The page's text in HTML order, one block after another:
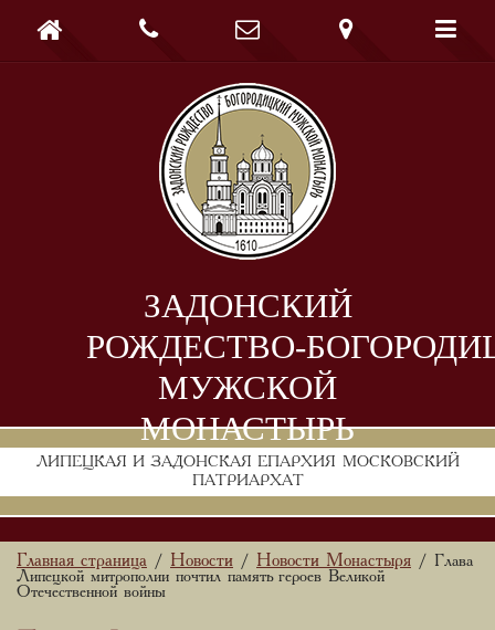
ЗАДОНСКИЙ
РОЖДЕСТВО-
МУЖСКОЙ
МОНАСТЫРЬ
ЛИПЕЦКАЯ И ЗАДОНСКАЯ ЕПАРХИЯ МОСКОВСКИЙ
ПАТРИАРХАТ
    
Главная страница / Новости / Новости Монастыря / Глава
Липецкой митрополии почтил память героев Великой
Отечественной войны